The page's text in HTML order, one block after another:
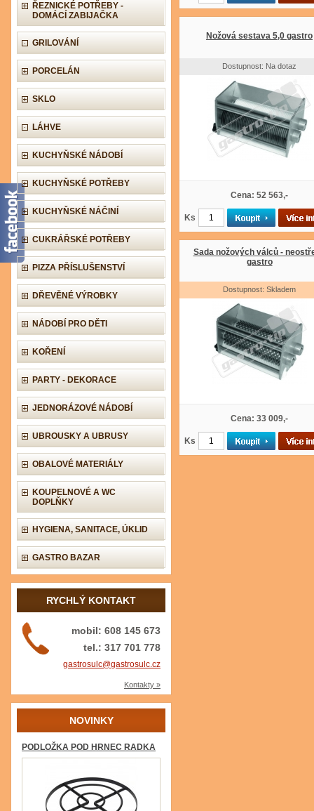
ŘEZNICKÉ POTŘEBY -
DOMÁCÍ ZABIJAČKA
GRILOVÁNÍ
PORCELÁN
SKLO
LÁHVE
KUCHYŇSKÉ NÁDOBÍ
KUCHYŇSKÉ POTŘEBY
KUCHYŇSKÉ NÁČINÍ
CUKRÁŘSKÉ POTŘEBY
PIZZA PŘÍSLUŠENSTVÍ
DŘEVĚNÉ VÝROBKY
NÁDOBÍ PRO DĚTI
KOŘENÍ
PARTY - DEKORACE
JEDNORÁZOVÉ NÁDOBÍ
UBROUSKY A UBRUSY
OBALOVÉ MATERIÁLY
KOUPELNOVÉ A WC
DOPLŇKY
HYGIENA, SANITACE, ÚKLID
GASTRO BAZAR
RYCHLÝ KONTAKT
mobil: 608 145 673
tel.: 317 701 778
gastrosulc@gastrosulc.cz
Kontakty »
NOVINKY
PODLOŽKA POD HRNEC RADKA
Nožová sestava 5,0 gastro
Dostupnost: Na dotaz
Cena: 52 563,-
Ks
Sada nožových válců -
gastro
Dostupnost: Skladem
Cena: 33 009,-
Ks